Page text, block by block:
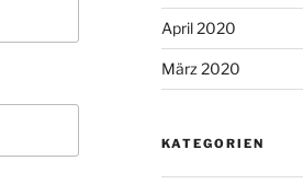
April 2020
März 2020
KATEGORIEN